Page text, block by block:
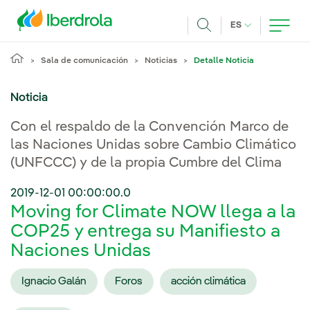
ES IDIOMA
Sala de comunicación Noticias Detalle Noticia
Noticia
Con el respaldo de la Convención Marco de
las Naciones Unidas sobre Cambio Climático
(UNFCCC) y de la propia Cumbre del Clima
2019-12-01 00:00:00.0
Moving for Climate NOW llega a la
COP25 y entrega su Manifiesto a
Naciones Unidas
Ignacio Galán Foros acción climática